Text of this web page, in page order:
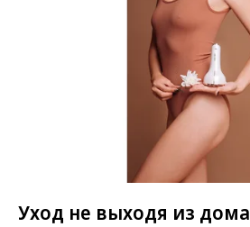
Уход не выходя из дома